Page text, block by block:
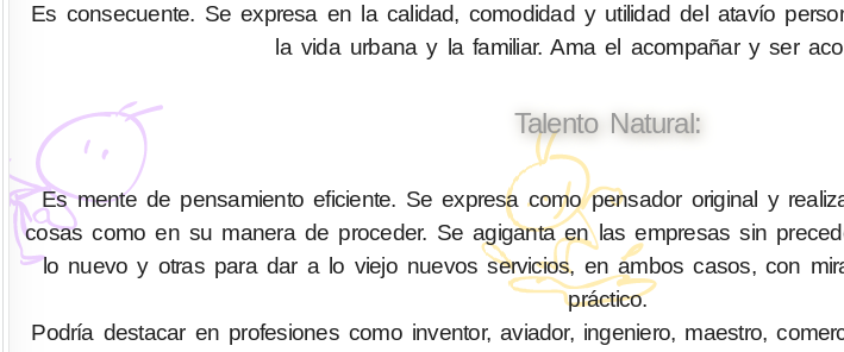
Es consecuente. Se expresa en la calidad, comodidad y utilidad del atavío
la vida urbana y la familiar. Ama el acompañar y ser
Talento Natural:
Es mente de pensamiento eficiente. Se expresa como pensador original y
cosas como en su manera de proceder. Se agiganta en las empresas sin
lo nuevo y otras para dar a lo viejo nuevos servicios, en ambos casos, con
práctico.
Podría destacar en profesiones como inventor, aviador, ingeniero, maestro,